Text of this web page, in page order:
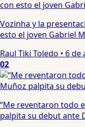
Vozinha y la
esto el joven Gabriel
Raul Tiki Toledo • 6 de
02
“Me reventaron todo
palpita su debut ante